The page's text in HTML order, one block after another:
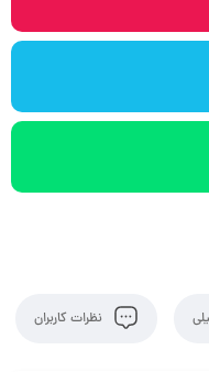
نظرات کاربران